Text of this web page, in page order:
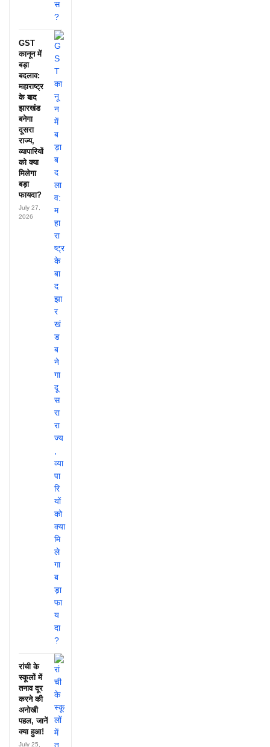
GST
कानून में
बड़ा
बदलाव:
महाराष्ट्र
के बाद
झारखंड
बनेगा
दूसरा
राज्य,
व्यापारियों
को क्या
मिलेगा
बड़ा
फायदा?
July 27,
2026
रांची के
स्कूलों में
तनाव दूर
करने की
अनोखी
पहल, जानें
क्या हुआ!
July 25,